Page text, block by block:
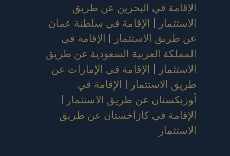
الإقامة في البحرين عن طريق
الاستثمار | الإقامة في سلطنة عمان
عن طريق الاستثمار | الإقامة في
المملكة العربية السعودية عن طريق
الاستثمار | الإقامة في الإمارات عن
طريق الاستثمار | الإقامة في
أوزبكستان عن طريق الاستثمار |
الإقامة في كازاخستان عن طريق
الاستثمار